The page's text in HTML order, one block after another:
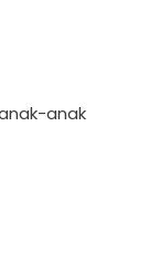
anak